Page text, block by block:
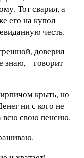
Тот сварил, а
его на купол
честь.
доверил
знаю, – говорит
крыть, но
ни с кого не
всю свою пенсию.